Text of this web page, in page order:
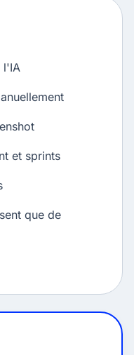
l'IA
et sprints
que de